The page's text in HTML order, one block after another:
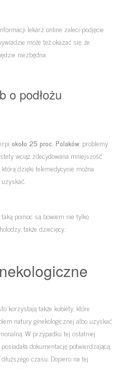
lekarz online zaleci podjęcie
może też okazać się, że
niezbędna.
o podłożu
około 25 proc. Polaków, problemy
wciąż zdecydowana mniejszość
dzięki telemedycynie można
pomoc są bowiem nie tylko
także dziecięcy.
korzystają także kobiety, które
natury ginekologicznej albo uzyskać
W przypadku tej ostatniej
dokumentację potwierdzającą,
czasu. Dopiero na tej